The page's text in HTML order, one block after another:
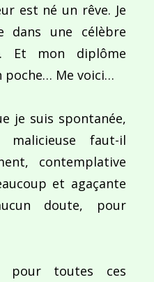
est né un rêve. Je
dans une célèbre
Et mon diplôme
poche… Me voici…
je suis spontanée,
malicieuse faut-il
contemplative
et agaçante
doute, pour
pour toutes ces